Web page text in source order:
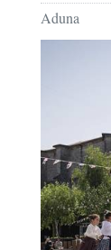
Aduna